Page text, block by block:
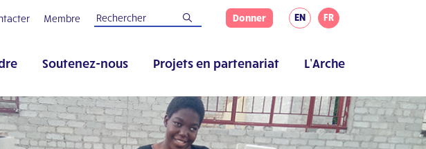
Membre Donner EN FR
Soutenez-nous Projets en partenariat L’Arche